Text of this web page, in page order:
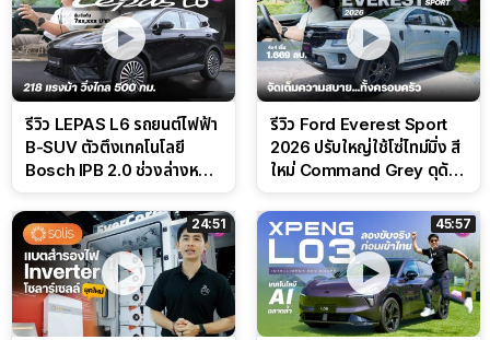
รีวิว LEPAS L6 รถยนต์ไฟฟ้า
B-SUV ตัวตึงเทคโนโลยี
Bosch IPB 2.0 ช่วงล่างหนึบ
รีวิว Ford Everest Sport
2026 ปรับใหญ่ใช้โซ่ไทม์มิ่ง สี
ใหม่ Command Grey ดุดัน
24:51 45:57